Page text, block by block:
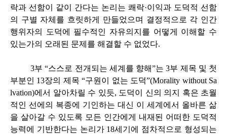
락과 선함이 같이 간다는 논리는 쾌락·이익과 도덕적 선함
의 구별 자체를 흐릿하게 만들었으며 결정적으로 각 인간
행위자의 도덕에 필수적인 자유의지를 어떻게 이해할 수
있는가의 오래된 문제를 해결할 수 없었다.
3부 “스스로 전개되는 세계를 향해”는 3부 제목 및 첫
부분인 13장의 제목 “구원이 없는 도덕”(Morality without Sa
lvation)에서 알아차릴 수 있듯, 도덕이 신의 의지 혹은 초월
적인 선에의 복종에 기인하는 대신 이 세계에서 올바른 삶
을 살아갈 수 있도록 모든 인간에게 내재된 어떠한 도덕적
능력에 기반한다는 논리가 18세기에 점차적으로 형성되는